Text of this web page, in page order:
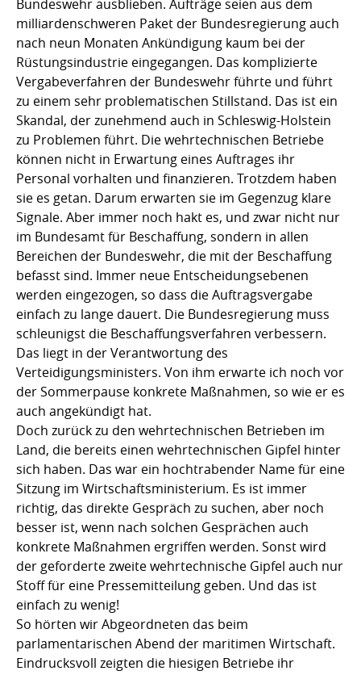
Bundeswehr ausblieben. Aufträge seien aus dem
milliardenschweren Paket der Bundesregierung auch
nach neun Monaten Ankündigung kaum bei der
Rüstungsindustrie eingegangen. Das komplizierte
Vergabeverfahren der Bundeswehr führte und führt
zu einem sehr problematischen Stillstand. Das ist ein
Skandal, der zunehmend auch in Schleswig-Holstein
zu Problemen führt. Die wehrtechnischen Betriebe
können nicht in Erwartung eines Auftrages ihr
Personal vorhalten und finanzieren. Trotzdem haben
sie es getan. Darum erwarten sie im Gegenzug klare
Signale. Aber immer noch hakt es, und zwar nicht nur
im Bundesamt für Beschaffung, sondern in allen
Bereichen der Bundeswehr, die mit der Beschaffung
befasst sind. Immer neue Entscheidungsebenen
werden eingezogen, so dass die Auftragsvergabe
einfach zu lange dauert. Die Bundesregierung muss
schleunigst die Beschaffungsverfahren verbessern.
Das liegt in der Verantwortung des
Verteidigungsministers. Von ihm erwarte ich noch vor
der Sommerpause konkrete Maßnahmen, so wie er es
auch angekündigt hat.
Doch zurück zu den wehrtechnischen Betrieben im
Land, die bereits einen wehrtechnischen Gipfel hinter
sich haben. Das war ein hochtrabender Name für eine
Sitzung im Wirtschaftsministerium. Es ist immer
richtig, das direkte Gespräch zu suchen, aber noch
besser ist, wenn nach solchen Gesprächen auch
konkrete Maßnahmen ergriffen werden. Sonst wird
der geforderte zweite wehrtechnische Gipfel auch nur
Stoff für eine Pressemitteilung geben. Und das ist
einfach zu wenig!
So hörten wir Abgeordneten das beim
parlamentarischen Abend der maritimen Wirtschaft.
Eindrucksvoll zeigten die hiesigen Betriebe ihr